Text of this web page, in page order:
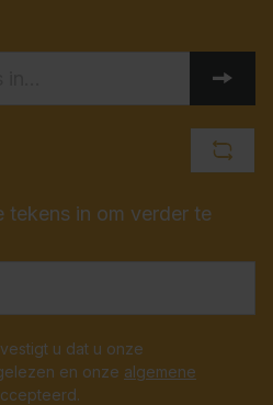
tekens in om verder te
u dat u onze
en onze algemene